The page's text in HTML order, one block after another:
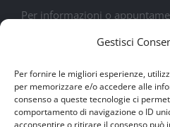
Gestisci
Per fornire le migliori esperienze,
per memorizzare e/o accedere alle
consenso a queste tecnologie ci
comportamento di navigazione o ID
acconsentire o ritirare il consenso può
Per informazioni o
messaggio. Sarete contattati
Lasciaci un messaggio